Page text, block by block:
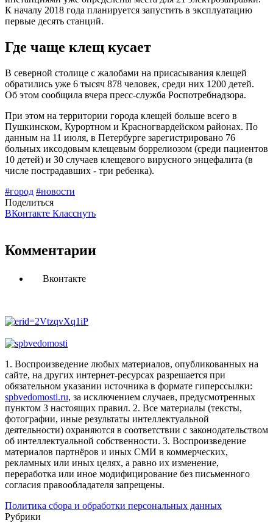
К началу 2018 года планируется запустить в эксплуатацию
первые десять станций.
Где чаще клещ кусает
В северной столице с жалобами на присасывания клещей
обратились уже 6 тысяч 878 человек, среди них 1200 детей.
Об этом сообщила вчера пресс-служба Роспотребнадзора.
При этом на территории города клещей больше всего в
Пушкинском, Курортном и Красногвардейском районах. По
данным на 11 июля, в Петербурге зарегистрировано 76
больных иксодовым клещевым боррелиозом (среди пациентов
10 детей) и 30 случаев клещевого вирусного энцефалита (в
числе пострадавших - три ребенка).
#город #новости
Поделиться
ВКонтакте Класснуть
Комментарии
Вконтакте
1. Воспроизведение любых материалов, опубликованных на
сайте, на других интернет-ресурсах разрешается при
обязательном указании источника в формате гиперссылки:
spbvedomosti.ru, за исключением случаев, предусмотренных
пунктом 3 настоящих правил. 2. Все материалы (тексты,
фотографии, иные результаты интеллектуальной
деятельности) охраняются в соответствии с законодательством
об интеллектуальной собственности. 3. Воспроизведение
материалов партнёров и иных СМИ в коммерческих,
рекламных или иных целях, а равно их изменение,
переработка или иное модифицирование без письменного
согласия правообладателя запрещены.
Политика сбора и обработки персональных данных
Рубрики